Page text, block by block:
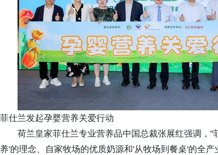
菲仕兰发起孕婴营养关爱行动
荷兰皇家菲仕兰专业营养品中国总裁张展红强调，
养'的理念、自家牧场的优质奶源和'从牧场到餐桌'的全